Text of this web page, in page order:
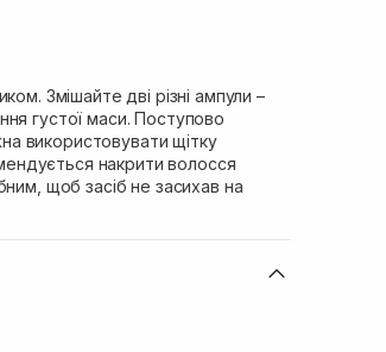
Змішайте дві різні ампули –
густої маси. Поступово
використовувати щітку
накрити волосся
щоб засіб не засихав на